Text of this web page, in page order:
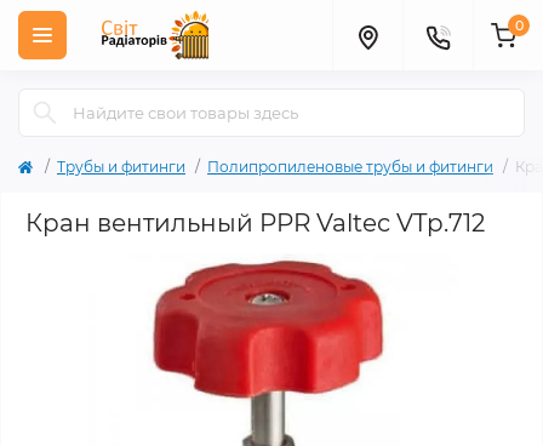
0
Трубы и фитинги Полипропиленовые трубы и фитинги
Кран вентильный PPR Valtec VTp.712